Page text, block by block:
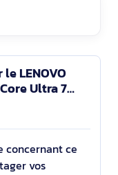
LENOVO
Ultra 7
M.2 NVIDIA
concernant ce
vos